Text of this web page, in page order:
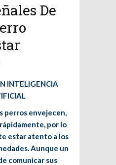
De
INTELIGENCIA
perros envejecen,
por lo
estar atento a los
Aunque un
comunicar sus